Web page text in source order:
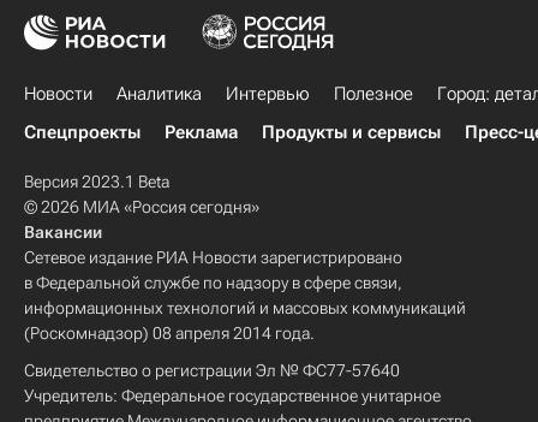
Новости Аналитика Интервью Полезное
Город:
Спецпроекты
Реклама Продукты и сервисы Пресс-
Версия 2023.1 Beta
© 2026 МИА «Россия сегодня»
Вакансии
Сетевое издание РИА Новости зарегистрировано
в Федеральной службе по надзору в сфере связи,
информационных технологий и массовых коммуникаций
(Роскомнадзор) 08 апреля 2014 года.
Свидетельство о регистрации Эл № ФС77-57640
Учредитель: Федеральное государственное унитарное